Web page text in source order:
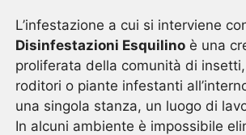
L’infestazione a cui si interviene
Disinfestazioni Esquilino è una
proliferata della comunità di
roditori o piante infestanti
una singola stanza, un luogo di
In alcuni ambiente è impossibile